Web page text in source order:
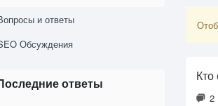
и ответы
Обсуждения
ответы
2